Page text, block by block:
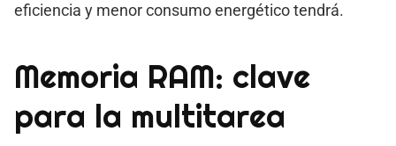
eficiencia y menor consumo energético tendrá.
Memoria RAM: clave
para la multitarea